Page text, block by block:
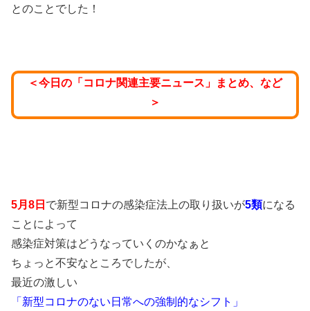
とのことでした！
＜今日の「コロナ関連主要ニュース」まとめ、など
＞
5月8日 で新型コロナの感染症法上の取り扱いが5類になる
ことによって
感染症対策はどうなっていくのかなぁと
ちょっと不安なところでしたが、
最近の激しい
「新型コロナのない日常への強制的なシフト」